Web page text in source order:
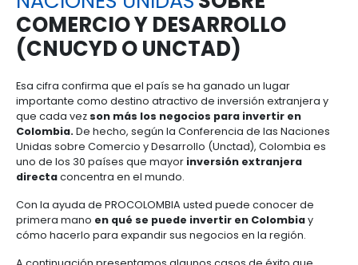
Materiales
de
construcción
Centros
de
servicios
compartidos
Data
centers
Outsourcing
de
servicios
Agroquímicos
Infraestructura
en
turismo
Logística
Moda
5.
con
el
estado
6.
Propiedad
intelectual
Oportunidades
de
Inversión
¿Sabía que la mayor parte de la inversión
Colombia va dirigida a sectores diferentes a la
petróleo? Las oportunidades de negocio en
diversificado a una gran velocidad y en el 2016
país US$11.525 millones a sectores como
agua, los servicios financieros y empresariales, las
manufacturas y el transporte, el almacenamiento y
comunicaciones.
LA CONFERENCIA DE LAS
NACIONES UNIDASSOBRE
COMERCIO Y DESARROLLO